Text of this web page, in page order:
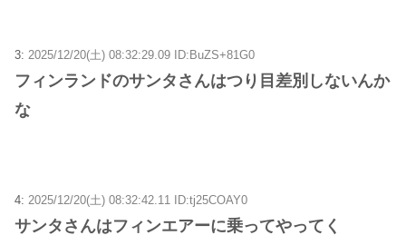
3: 2025/12/20(土) 08:32:29.09 ID:BuZS+81G0
フィンランドのサンタさんはつり目差別しないんか
な
4: 2025/12/20(土) 08:32:42.11 ID:tj25COAY0
サンタさんはフィンエアーに乗ってやってく